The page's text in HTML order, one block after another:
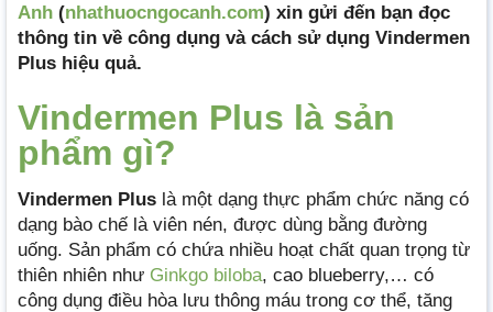
Anh (nhathuocngocanh.com) xin gửi đến bạn đọc
thông tin về công dụng và cách sử dụng Vindermen
Plus hiệu quả.
Vindermen Plus là sản
phẩm gì?
Vindermen Plus là một dạng thực phẩm chức năng có
dạng bào chế là viên nén, được dùng bằng đường
uống. Sản phẩm có chứa nhiều hoạt chất quan trọng từ
thiên nhiên như Ginkgo biloba, cao blueberry,… có
công dụng điều hòa lưu thông máu trong cơ thể, tăng